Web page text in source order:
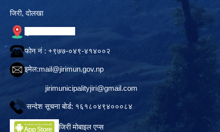
जिरी, दोलखा
फोन नं‍ : +९७७-०४९-४१४००२
इमेल:mail@jirimun.gov.np
jirimunicipalityjiri@gmail.com
सन्देश सूचना बोर्ड: १६१८०४९४०००८४
जिरी मोबाइल एप्स